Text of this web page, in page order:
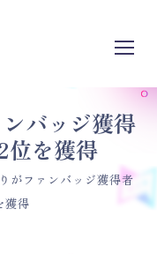
バッジ獲得
位を獲得
がファンバッジ獲得者
獲得